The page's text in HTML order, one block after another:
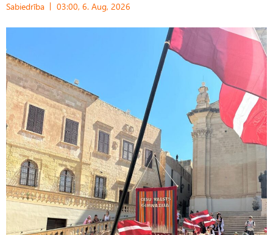
Sabiedrība 03:00, 6. Aug, 2026